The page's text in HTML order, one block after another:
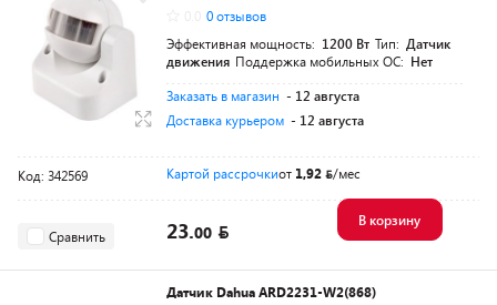
0 отзывов
Эффективная мощность: 1200 Вт Тип: Датчик
движения Поддержка мобильных ОС: Нет
Заказать в магазин - 12 августа
Доставка курьером - 12 августа
Код: 342569 Картой рассрочкиот 1,92 /мес
Сравнить 23.00
В корзину
Датчик Dahua ARD2231-W2(868)